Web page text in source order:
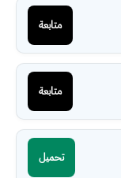
متابعة
متابعة
تحميل